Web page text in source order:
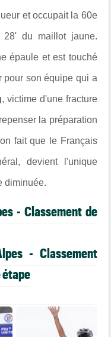
et occupait la 60e
28' du maillot jaune.
épaule et est touché
pour son équipe qui a
, victime d'une fracture
la préparation
fait que le Français
devient l'unique
diminuée.
- Classement de
- Classement
étape